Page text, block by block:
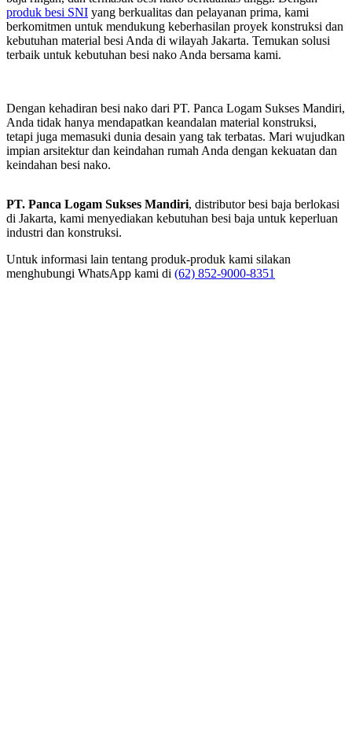
produk besi SNI yang berkualitas dan pelayanan prima, kami
berkomitmen untuk mendukung keberhasilan proyek konstruksi dan
kebutuhan material besi Anda di wilayah Jakarta. Temukan solusi
terbaik untuk kebutuhan besi nako Anda bersama kami.
Dengan kehadiran besi nako dari PT. Panca Logam Sukses Mandiri,
Anda tidak hanya mendapatkan keandalan material konstruksi,
tetapi juga memasuki dunia desain yang tak terbatas. Mari wujudkan
impian arsitektur dan keindahan rumah Anda dengan kekuatan dan
keindahan besi nako.
PT. Panca Logam Sukses Mandiri, distributor besi baja berlokasi
di Jakarta, kami menyediakan kebutuhan besi baja untuk keperluan
industri dan konstruksi.
Untuk informasi lain tentang produk-produk kami silakan
menghubungi WhatsApp kami di (62) 852-9000-8351